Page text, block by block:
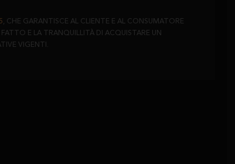
, CHE GARANTISCE AL CLIENTE E AL CONSUMATORE
E LA TRANQUILLITÀ DI ACQUISTARE UN
VIGENTI.